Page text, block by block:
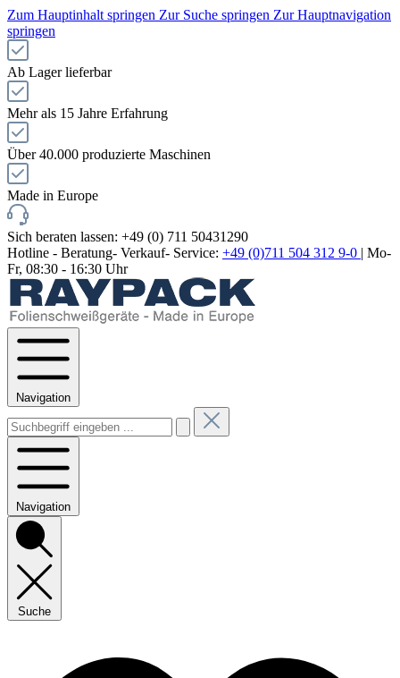
Zum Hauptinhalt springen Zur Suche springen Zur Hauptnavigation
springen
Ab Lager lieferbar
Mehr als 15 Jahre Erfahrung
Über 40.000 produzierte Maschinen
Made in Europe
Sich beraten lassen: +49 (0) 711 50431290
Hotline - Beratung- Verkauf- Service: +49 (0)711 504 312 9-0 | Mo-
Fr, 08:30 - 16:30 Uhr
Navigation
Navigation
Suche